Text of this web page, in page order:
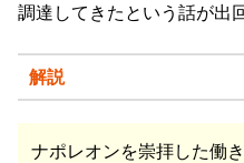
調達してきたという話が出
解説
ナポレオンを崇拝した働